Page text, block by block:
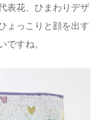
表花、ひまわりデザ
ょっこりと顔を出す
すね。